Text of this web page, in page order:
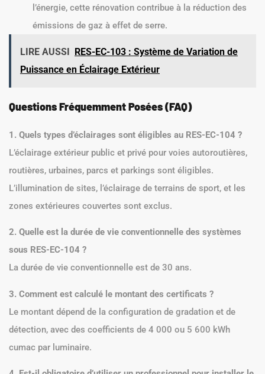
l’énergie, cette rénovation contribue à la réduction des
émissions de gaz à effet de serre.
LIRE AUSSI RES-EC-103 : Système de Variation de
Puissance en Éclairage Extérieur
Questions Fréquemment Posées (FAQ)
1. Quels types d’éclairages sont éligibles au RES-EC-104 ?
L’éclairage extérieur public et privé pour voies autoroutières,
routières, urbaines, parcs et parkings sont éligibles.
L’illumination de sites, l’éclairage de terrains de sport, et les
zones extérieures couvertes sont exclus.
2. Quelle est la durée de vie conventionnelle des systèmes
sous RES-EC-104 ?
La durée de vie conventionnelle est de 30 ans.
3. Comment est calculé le montant des certificats ?
Le montant dépend de la configuration de gradation et de
détection, avec des coefficients de 4 000 ou 5 600 kWh
cumac par luminaire.